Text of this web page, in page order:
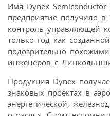
Имя Dynex
предприятие получило
контроль управляющей
только год как
подозрительно
инженеров с
Продукция Dynex
знаковых проектах в
энергетической,